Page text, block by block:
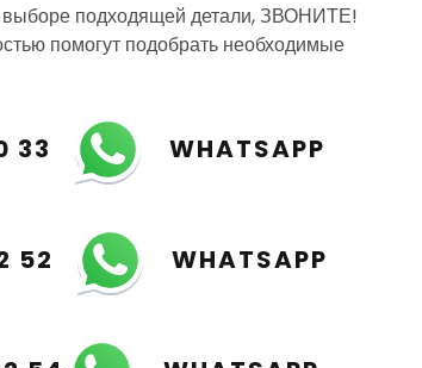
выборе подходящей детали, ЗВОНИТЕ!
помогут подобрать необходимые
33 WHATSAPP
52 WHATSAPP